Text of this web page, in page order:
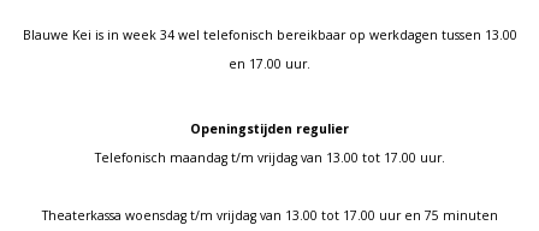
Blauwe Kei is in week 34 wel telefonisch bereikbaar op werkdagen tussen 13.00
en 17.00 uur.
Openingstijden regulier
Telefonisch maandag t/m vrijdag van 13.00 tot 17.00 uur.
Theaterkassa woensdag t/m vrijdag van 13.00 tot 17.00 uur en 75 minuten